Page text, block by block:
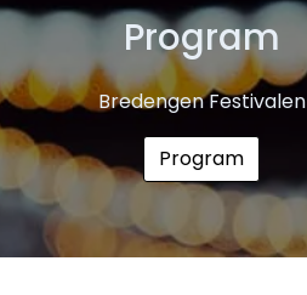
Program
Bredengen Festivalen
Program